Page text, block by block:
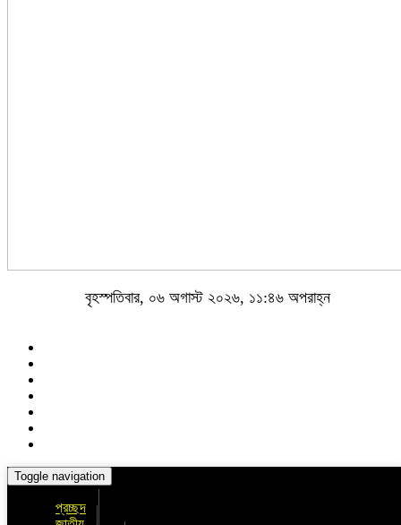
বৃহস্পতিবার, ০৬ অগাস্ট ২০২৬, ১১:৪৬ অপরাহ্ন
Toggle navigation
প্রচ্ছদ